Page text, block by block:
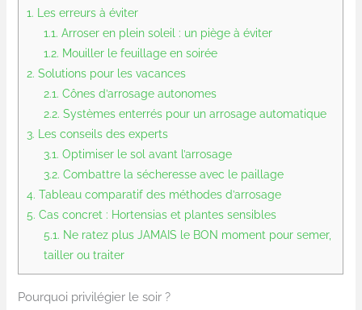
1. Les erreurs à éviter
1.1. Arroser en plein soleil : un piège à éviter
1.2. Mouiller le feuillage en soirée
2. Solutions pour les vacances
2.1. Cônes d’arrosage autonomes
2.2. Systèmes enterrés pour un arrosage automatique
3. Les conseils des experts
3.1. Optimiser le sol avant l’arrosage
3.2. Combattre la sécheresse avec le paillage
4. Tableau comparatif des méthodes d’arrosage
5. Cas concret : Hortensias et plantes sensibles
5.1. Ne ratez plus JAMAIS le BON moment pour semer,
tailler ou traiter
Pourquoi privilégier le soir ?